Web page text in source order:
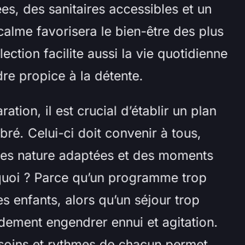
des sanitaires accessibles et un
favorisera le bien-être des plus
facilite aussi la vie quotidienne
propice à la détente.
il est crucial d’établir un plan
Celui-ci doit convenir à tous,
nature adaptées et des moments
? Parce qu’un programme trop
enfants, alors qu’un séjour trop
engendrer ennui et agitation.